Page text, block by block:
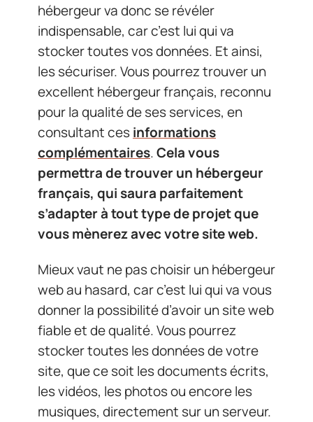
hébergeur va donc se révéler
indispensable, car c’est lui qui va
stocker toutes vos données. Et ainsi,
les sécuriser. Vous pourrez trouver un
excellent hébergeur français, reconnu
pour la qualité de ses services, en
consultant cesinformations
complémentaires.Cela vous
permettra de trouver un hébergeur
français, qui saura parfaitement
s’adapter à tout type de projet que
vous mènerez avec votre site web.
Mieux vaut ne pas choisir un hébergeur
web au hasard, car c’est lui qui va vous
donner la possibilité d’avoir un site web
fiable et de qualité. Vous pourrez
stocker toutes les données de votre
site, que ce soit les documents écrits,
les vidéos, les photos ou encore les
musiques, directement sur un serveur.